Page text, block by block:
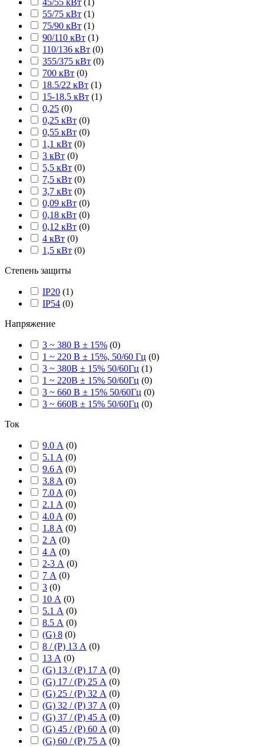
45/55 кВт (
)
55/75 кВт (1)
75/90 кВт (1)
90/110 кВт (1)
110/136 кВт (0)
355/375 кВт (0)
700 кВт (0)
18.5/22 кВт (1)
15-18.5 кВт (1)
0,25 (0)
0,25 кВт (0)
0,55 кВт (0)
1,1 кВт (0)
3 кВт (0)
5,5 кВт (0)
7,5 кВт (0)
3,7 кВт (0)
0,09 кВт (0)
0,18 кВт (0)
0,12 кВт (0)
4 кВт (0)
1,5 кВт (0)
Степень защиты
IP20 (1)
IP54 (0)
Напряжение
3 ~ 380 В ± 15% (0)
1 ~ 220 В ± 15%, 50/60 Гц (0)
3 ~ 380В ± 15% 50/60Гц (1)
1 ~ 220В ± 15% 50/60Гц (0)
3 ~ 660 В ± 15% 50/60Гц (0)
3 ~ 660В ± 15% 50/60Гц (0)
Ток
9.0 А (0)
5.1 A (0)
9.6 A (0)
3.8 A (0)
7.0 A (0)
2.1 A (0)
4.0 A (0)
1.8 A (0)
2 А (0)
4 А (0)
2-3 А (0)
7 А (0)
3 (0)
10 А (0)
5.1 А (0)
8.5 А (0)
(G) 8 (0)
8 / (P) 13 А (0)
13 А (0)
(G) 13 / (P) 17 А (0)
(G) 17 / (P) 25 А (0)
(G) 25 / (P) 32 А (0)
(G) 32 / (P) 37 А (0)
(G) 37 / (P) 45 А (0)
(G) 45 / (P) 60 А (0)
(G) 60 / (P) 75 А (0)